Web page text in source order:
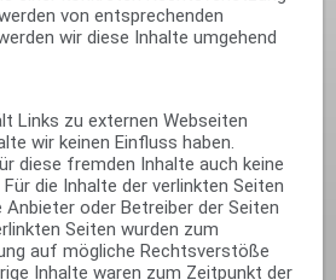
von entsprechenden
wir diese Inhalte umgehend
Links zu externen Webseiten
wir keinen Einfluss haben.
diese fremden Inhalte auch keine
die Inhalte der verlinkten Seiten
oder Betreiber der Seiten
Seiten wurden zum
auf mögliche Rechtsverstöße
Inhalte waren zum Zeitpunkt der